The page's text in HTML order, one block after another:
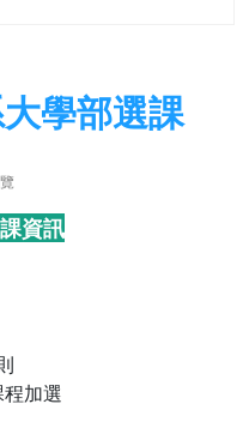
學部選課
資訊
加選